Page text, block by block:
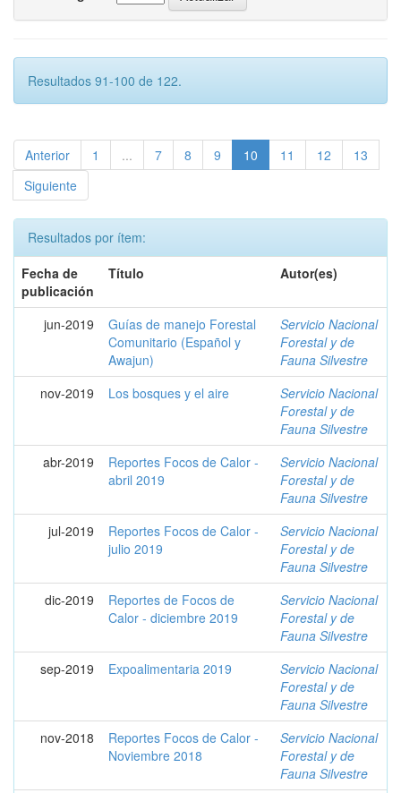
Resultados 91-100 de 122.
Anterior 1 ... 7 8 9 10 11 12
13
Siguiente
Resultados por ítem:
Fecha de
publicación
Título Autor(es)
jun-2019
Guías de manejo Forestal
Comunitario (Español y
Awajun)
Servicio Nacional
Forestal y de
Fauna Silvestre
nov-2019
Los bosques y el aire
Servicio Nacional
Forestal y de
Fauna Silvestre
abr-2019
Reportes Focos de Calor -
abril 2019
Servicio Nacional
Forestal y de
Fauna Silvestre
jul-2019
Reportes Focos de Calor -
julio 2019
Servicio Nacional
Forestal y de
Fauna Silvestre
dic-2019
Reportes de Focos de
Calor - diciembre 2019
Servicio Nacional
Forestal y de
Fauna Silvestre
sep-2019
Expoalimentaria 2019
Servicio Nacional
Forestal y de
Fauna Silvestre
nov-2018
Reportes Focos de Calor -
Noviembre 2018
Servicio Nacional
Forestal y de
Fauna Silvestre